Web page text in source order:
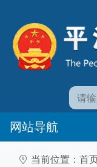
网站导航
当前位置： 首